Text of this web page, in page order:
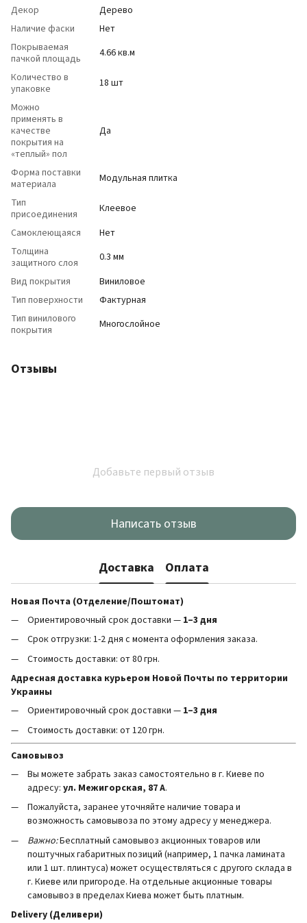
Декор
Дерево
Наличие фаски
Нет
Покрываемая
пачкой площадь
4.66 кв.м
Количество в
упаковке
18 шт
Можно
применять в
качестве
покрытия на
«теплый» пол
Да
Форма поставки
материала
Модульная плитка
Тип
присоединения
Клеевое
Самоклеющаяся
Нет
Толщина
защитного слоя
0.3 мм
Вид покрытия
Виниловое
Тип поверхности
Фактурная
Тип винилового
покрытия
Многослойное
Отзывы
Добавьте первый отзыв
Написать отзыв
Доставка Оплата
Новая Почта (Отделение/Поштомат)
Ориентировочный срок доставки — 1–3 дня
Срок отгрузки: 1-2 дня с момента оформления заказа.
Стоимость доставки: от 80 грн.
Адресная доставка курьером Новой Почты по территории
Украины
Ориентировочный срок доставки — 1–3 дня
Стоимость доставки: от 120 грн.
Самовывоз
Вы можете забрать заказ самостоятельно в г. Киеве по
адресу: ул. Межигорская, 87 А.
Пожалуйста, заранее уточняйте наличие товара и
возможность самовывоза по этому адресу у менеджера.
Важно:Бесплатный самовывоз акционных товаров или
поштучных габаритных позиций (например, 1 пачка ламината
или 1 шт. плинтуса) может осуществляться с другого склада в
г. Киеве или пригороде. На отдельные акционные товары
самовывоз в пределах Киева может быть платным.
Delivery (Деливери)